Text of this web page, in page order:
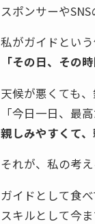
スポンサーや
私がガイドとい
「その日、その
天候が悪くても、
「今日一日、最
親しみやすくて
それが、私の考
ガイドとして食
スキルとして今